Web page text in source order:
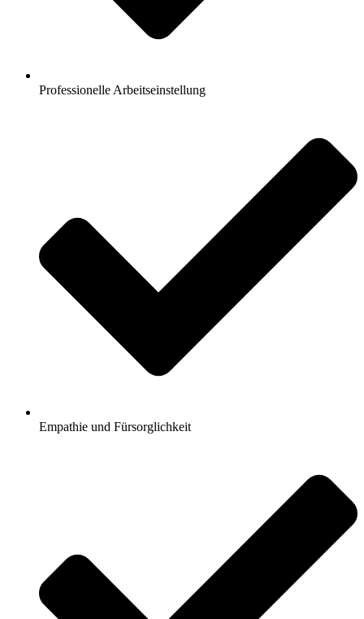
Professionelle Arbeitseinstellung
Empathie und Fürsorglichkeit